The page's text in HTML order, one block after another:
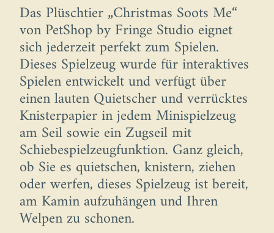
Das Plüschtier „Christmas Soots Me“
von PetShop by Fringe Studio eignet
sich jederzeit perfekt zum Spielen.
Dieses Spielzeug wurde für interaktives
Spielen entwickelt und verfügt über
einen lauten Quietscher und verrücktes
Knisterpapier in jedem Minispielzeug
am Seil sowie ein Zugseil mit
Schiebespielzeugfunktion. Ganz gleich,
ob Sie es quietschen, knistern, ziehen
oder werfen, dieses Spielzeug ist bereit,
am Kamin aufzuhängen und Ihren
Welpen zu schonen.